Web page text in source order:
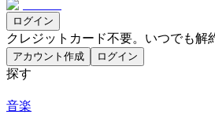
ログイン
クレジットカード不要。いつでも解
アカウント作成 ログイン
探す
音楽